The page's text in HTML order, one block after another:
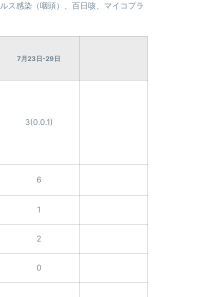
ス感染（咽頭）、百日咳、マイコプラ
7月23日-29日
3(0.0.1)
6
1
2
0